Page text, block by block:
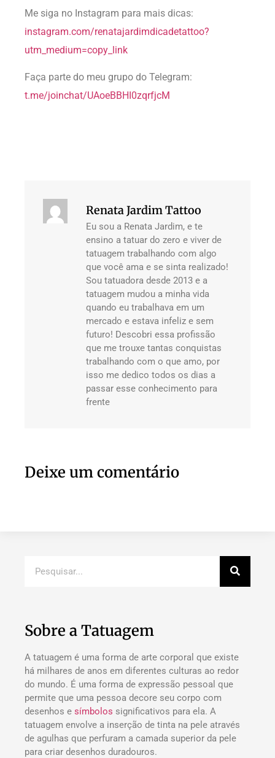
Me siga no Instagram para mais dicas:
instagram.com/renatajardimdicadetattoo?
utm_medium=copy_link
Faça parte do meu grupo do Telegram:
t.me/joinchat/UAoeBBHI0zqrfjcM
Renata Jardim Tattoo
Eu sou a Renata Jardim, e te
ensino a tatuar do zero e viver de
tatuagem trabalhando com algo
que você ama e se sinta realizado!
Sou tatuadora desde 2013 e a
tatuagem mudou a minha vida
quando eu trabalhava em um
mercado e estava infeliz e sem
futuro! Descobri essa profissão
que me trouxe tantas conquistas
trabalhando com o que amo, por
isso me dedico todos os dias a
passar esse conhecimento para
frente
Deixe um comentário
Sobre a Tatuagem
A tatuagem é uma forma de arte corporal que existe
há milhares de anos em diferentes culturas ao redor
do mundo. É uma forma de expressão pessoal que
permite que uma pessoa decore seu corpo com
desenhos e símbolos significativos para ela. A
tatuagem envolve a inserção de tinta na pele através
de agulhas que perfuram a camada superior da pele
para criar desenhos duradouros.